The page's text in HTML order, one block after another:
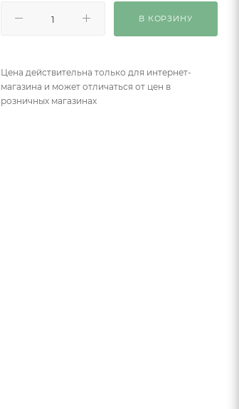
В КОРЗИНУ
Цена действительна только для интернет-
магазина и может отличаться от цен в
розничных магазинах